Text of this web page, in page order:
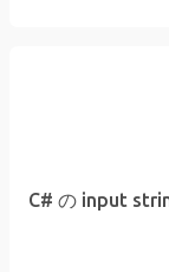
C# の input